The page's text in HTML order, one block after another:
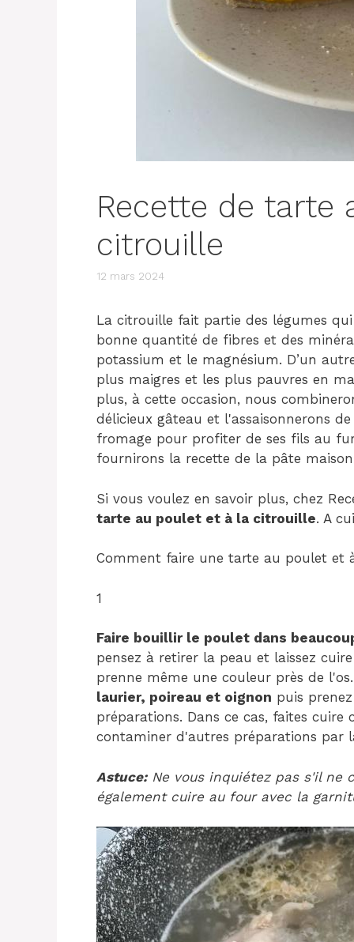
Recette de tarte
citrouille
12 mars 2024
La citrouille fait partie des légumes
bonne quantité de fibres et des
potassium et le magnésium. D’un
plus maigres et les plus pauvres en
plus, à cette occasion, nous
délicieux gâteau et l'assaisonnerons
fromage pour profiter de ses fils au
fournirons la recette de la pâte
Si vous voulez en savoir plus, chez
tarte au poulet et à la citrouille. A
Comment faire une tarte au poulet et
1
Faire bouillir le poulet dans
pensez à retirer la peau et laissez
prenne même une couleur près de
laurier, poireau et oignon puis
préparations. Dans ce cas, faites
contaminer d'autres préparations par
Astuce:Ne vous inquiétez pas s'il ne
également cuire au four avec la